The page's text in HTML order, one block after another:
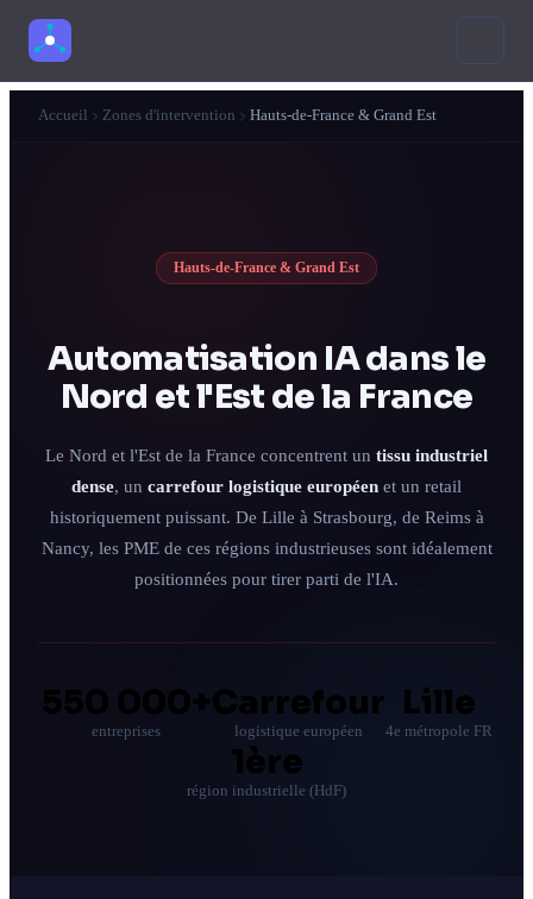
Audit express 2 min
Automatiser un processus
Créer un agent ou chatbot
Support, qualification, réponses client
Connecter mes outils
CRM, e-mails, formulaires, reporting
Tous les services
Contact
Réponse sous 24h · Audit sans engagement
Accueil Zones d'intervention Hauts-de-France & Grand Est
Hauts-de-France & Grand Est
Automatisation IA dans le
Nord et l'Est de la France
Le Nord et l'Est de la France concentrent un tissu industriel
dense, un carrefour logistique européen et un retail
historiquement puissant. De Lille à Strasbourg, de Reims à
Nancy, les PME de ces régions industrieuses sont idéalement
positionnées pour tirer parti de l'IA.
550 000+
entreprises
Carrefour
logistique européen
Lille
4e métropole FR
1ère
région industrielle (HdF)